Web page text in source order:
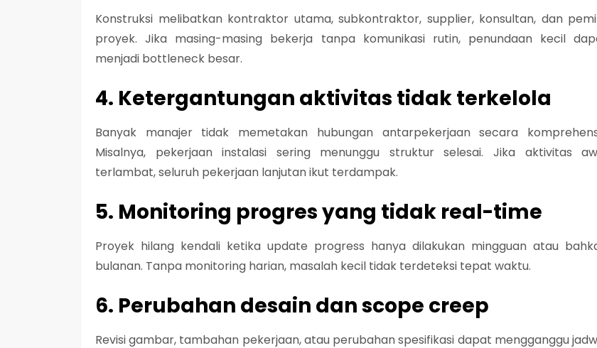
Konstruksi melibatkan kontraktor utama, subkontraktor, supplier, konsultan, dan
proyek. Jika masing-masing bekerja tanpa komunikasi rutin, penundaan kecil
menjadi bottleneck besar.
4. Ketergantungan aktivitas tidak terkelola
Banyak manajer tidak memetakan hubungan antarpekerjaan secara
Misalnya, pekerjaan instalasi sering menunggu struktur selesai. Jika aktivitas
terlambat, seluruh pekerjaan lanjutan ikut terdampak.
5. Monitoring progres yang tidak real-time
Proyek hilang kendali ketika update progress hanya dilakukan mingguan atau
bulanan. Tanpa monitoring harian, masalah kecil tidak terdeteksi tepat waktu.
6. Perubahan desain dan scope creep
Revisi gambar, tambahan pekerjaan, atau perubahan spesifikasi dapat mengganggu